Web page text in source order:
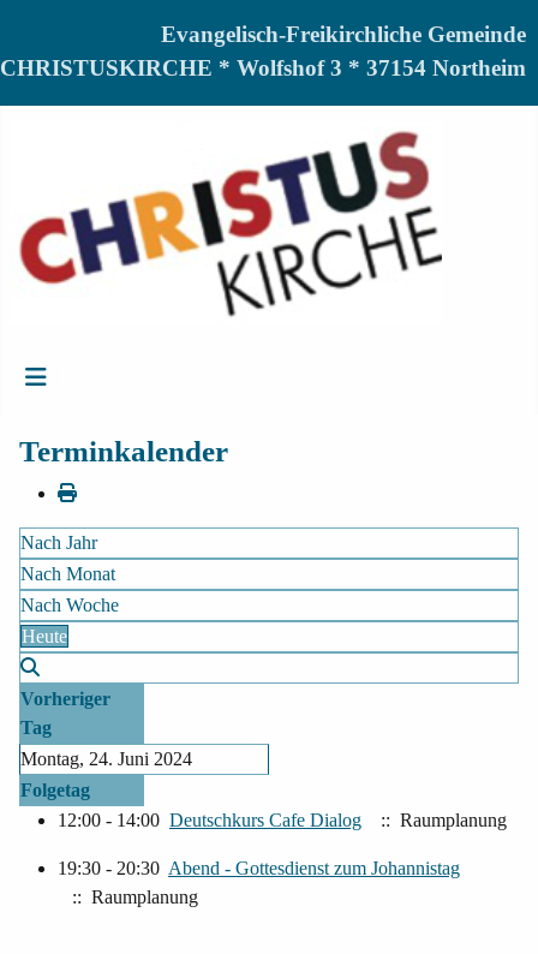
Evangelisch-Freikirchliche Gemeinde
CHRISTUSKIRCHE * Wolfshof 3 * 37154 Northeim
Terminkalender
Nach Jahr
Nach Monat
Nach Woche
Heute
Vorheriger
Tag
Montag, 24. Juni 2024
Folgetag
12:00 - 14:00 Deutschkurs Cafe Dialog :: Raumplanung
19:30 - 20:30 Abend - Gottesdienst zum Johannistag
:: Raumplanung